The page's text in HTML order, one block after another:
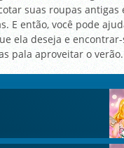
suas roupas antigas
E então, você pode
ela deseja e encontrar-
pala aproveitar o verão.